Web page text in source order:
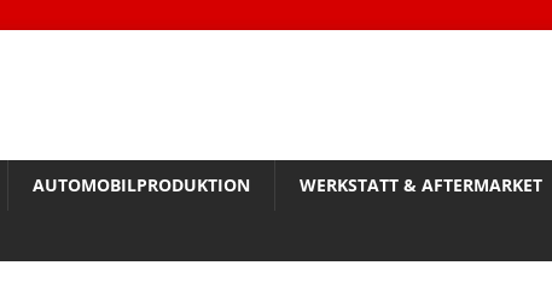
AUTOMOBILPRODUKTION WERKSTATT & AFTERMARKET